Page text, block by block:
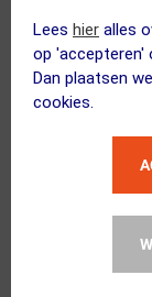
Lees hier alles
op 'accepteren'
Dan plaatsen
cookies.